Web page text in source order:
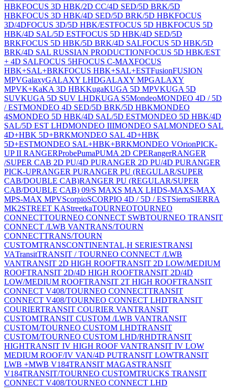
HBKFOCUS 3D HBK/2D CC/4D SED/5D BRK/5D
HBKFOCUS 3D HBK/4D SED/5D BRK/5D HBKFOCUS
3D/4DFOCUS 3D/5D HBK/ESTFOCUS 5D HBKFOCUS 5D
HBK/4D SAL/5D ESTFOCUS 5D HBK/4D SED/5D
BRKFOCUS 5D HBK/5D BRK/4D SALFOCUS 5D HBK/5D
BRK/4D SAL RUSSIAN PRODUCTIONFOCUS 5D HBK/EST
+ 4D SALFOCUS 5HFOCUS C-MAXFOCUS
HBK+SAL+BRKFOCUS HBK+SAL+ESTFusionFUSION
MPVGalaxyGALAXY LHDGALAXY MPGALAXY
MPVK+KaKA 3D HBKKugaKUGA 5D MPVKUGA 5D
SUVKUGA 5D SUV LHDKUGA S5MondeoMONDEO 4D / 5D
/ ESTMONDEO 4D SED/5D BRK/5D HBKMONDEO
4SMONDEO 5D HBK/4D SAL/5D ESTMONDEO 5D HBK/4D
SAL/5D EST LHDMONDEO IIIMONDEO SALMONDEO SAL
4D+HBK 5D+BRKMONDEO SAL 4D+HBK
5D+ESTMONDEO SAL+HBK+BRKMONDEO VOrionPICK-
UP II RANGERProbePumaPUMA 2D CPERangerRANGER
/SUPER CAB 2D PU/4D PURANGER 2D PU/4D PURANGER
PICK-UPRANGER PURANGER PU (REGULAR/SUPER
CAB/DOUBLE CAB)RANGER PU (REGULAR/SUPER
CAB/DOUBLE CAB) 09/S MAXS MAX LHDS-MAXS-MAX
MPS-MAX MPVScorpioSCORPIO 4D / 5D / ESTSierraSIERRA
MK2STREET KAStreetkaTOURNEOTOURNEO
CONNECTTOURNEO CONNECT SWBTOURNEO TRANSIT
CONNECT /LWB VANTRANS/TOURN
CONNECTTRANS/TOURN
CUSTOMTRANSCONTINENTAL,H SERIESTRANSI
VATransitTRANSIT / TOURNEO CONNECT /LWB
VANTRANSIT 2D HIGH ROOFTRANSIT 2D LOW/MEDIUM
ROOFTRANSIT 2D/4D HIGH ROOFTRANSIT 2D/4D
LOW/MEDIUM ROOFTRANSIT 2T HIGH ROOFTRANSIT
CONNECT V408/TOURNEO CONNECTTRANSIT
CONNECT V408/TOURNEO CONNECT LHDTRANSIT
COURIERTRANSIT COURIER VANTRANSIT
CUSTOMTRANSIT CUSTOM /LWB VANTRANSIT
CUSTOM/TOURNEO CUSTOM LHDTRANSIT
CUSTOM/TOURNEO CUSTOM LHD/RHDTRANSIT
HIGHTRANSIT IV HIGH ROOF VANTRANSIT IV LOW
MEDIUM ROOF/IV VAN/4D PUTRANSIT LOWTRANSIT
LWB +MWB V184TRANSIT MAGASTRANSIT
V184TRANSIT/TOURNEO CUSTOMTRUCKS TRANSIT
CONNECT V408/TOURNEO CONNECT LHD